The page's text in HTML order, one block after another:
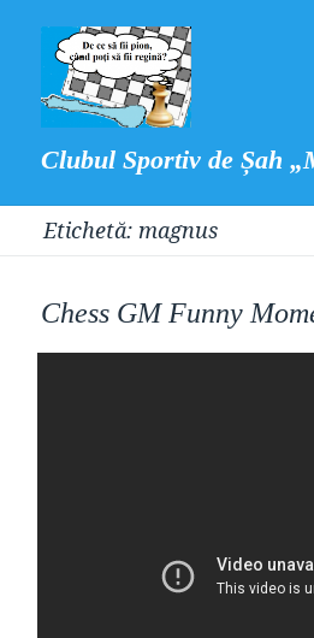
Clubul Sportiv de Șah
Etichetă: magnus
Chess GM Funny